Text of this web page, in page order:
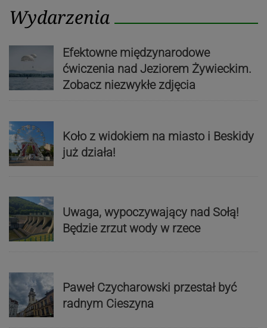
Wydarzenia
Efektowne międzynarodowe
ćwiczenia nad Jeziorem Żywieckim.
Zobacz niezwykłe zdjęcia
Koło z widokiem na miasto i Beskidy
już działa!
Uwaga, wypoczywający nad Sołą!
Będzie zrzut wody w rzece
Paweł Czycharowski przestał być
radnym Cieszyna